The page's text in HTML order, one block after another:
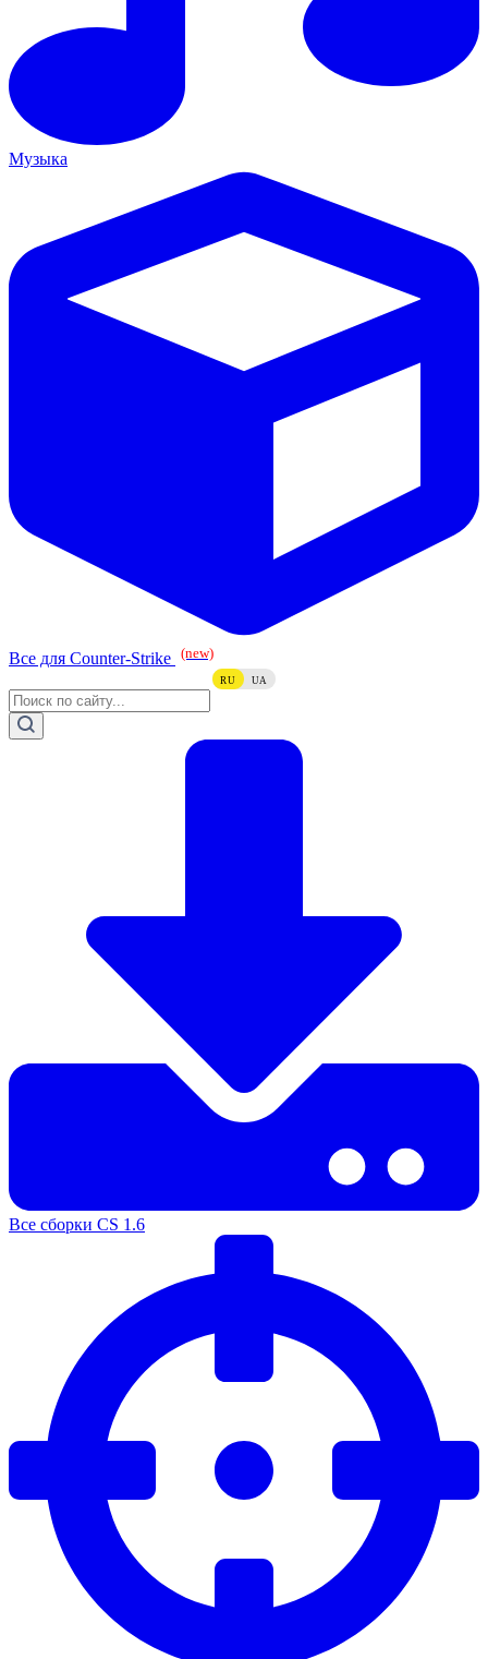
Музыка
Все для Counter-Strike (new)
RU UA
Все сборки CS 1.6